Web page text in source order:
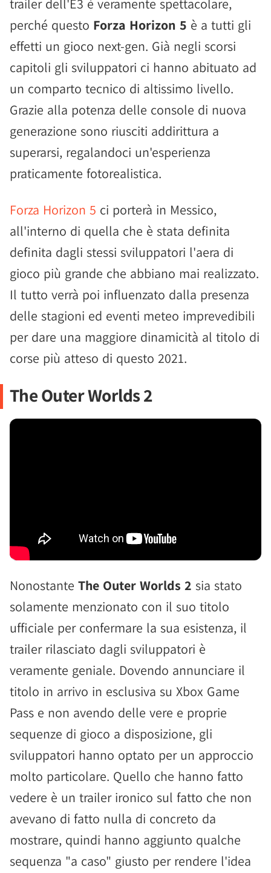
trailer dell'E3 è veramente spettacolare,
perché questo Forza Horizon 5 è a tutti gli
effetti un gioco next-gen. Già negli scorsi
capitoli gli sviluppatori ci hanno abituato ad
un comparto tecnico di altissimo livello.
Grazie alla potenza delle console di nuova
generazione sono riusciti addirittura a
superarsi, regalandoci un'esperienza
praticamente fotorealistica.
Forza Horizon 5 ci porterà in Messico,
all'interno di quella che è stata definita
definita dagli stessi sviluppatori l'aera di
gioco più grande che abbiano mai realizzato.
Il tutto verrà poi influenzato dalla presenza
delle stagioni ed eventi meteo imprevedibili
per dare una maggiore dinamicità al titolo di
corse più atteso di questo 2021.
The Outer Worlds 2
Nonostante The Outer Worlds 2 sia stato
solamente menzionato con il suo titolo
ufficiale per confermare la sua esistenza, il
trailer rilasciato dagli sviluppatori è
veramente geniale. Dovendo annunciare il
titolo in arrivo in esclusiva su Xbox Game
Pass e non avendo delle vere e proprie
sequenze di gioco a disposizione, gli
sviluppatori hanno optato per un approccio
molto particolare. Quello che hanno fatto
vedere è un trailer ironico sul fatto che non
avevano di fatto nulla di concreto da
mostrare, quindi hanno aggiunto qualche
sequenza "a caso" giusto per rendere l'idea